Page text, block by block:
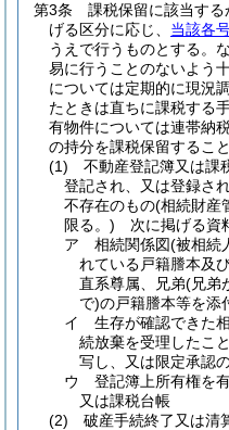
第3条
課税保留に該当する
げる区分に応じ、 当該各
うえで行うものとする。
易に行うことのないよう
については定期的に現況
たときは直ちに課税する
有物件については連帯納
の持分を課税保留するこ
(1)
不動産登記簿又は課
登記され、又は登録さ
不存在のもの(相続財産
限る。) 次に掲げる資
ア
相続関係図(被相続
れている戸籍謄本及
直系尊属、兄弟(兄弟
で)の戸籍謄本等を添
イ
生存が確認できた
続放棄を受理したこ
写し、又は限定承認
ウ
登記簿上所有権を
又は課税台帳
(2)
破産手続終了又は清